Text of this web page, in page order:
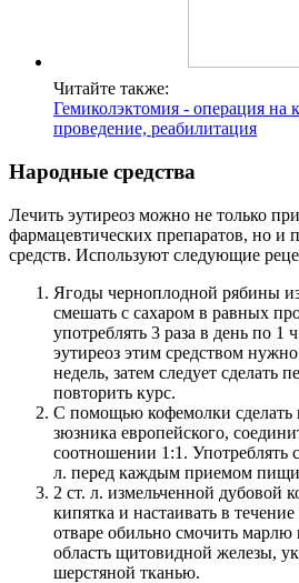
Читайте также:
Гемиколэктомия - операция на
проведение, реабилитация
Народные средства
Лечить эутиреоз можно не только
фармацевтических препаратов, но
средств. Используют следующие
Ягоды черноплодной рябины
смешать с сахаром в равных
употреблять 3 раза в день по 1
эутиреоз этим средством
недель, затем следует сделать
повторить курс.
С помощью кофемолки сделать
зюзника европейского,
соотношении 1:1. Употреблять
л. перед каждым приемом
2 ст. л. измельченной дубовой
кипятка и настаивать в
отваре обильно смочить марлю
область щитовидной железы,
шерстяной тканью.